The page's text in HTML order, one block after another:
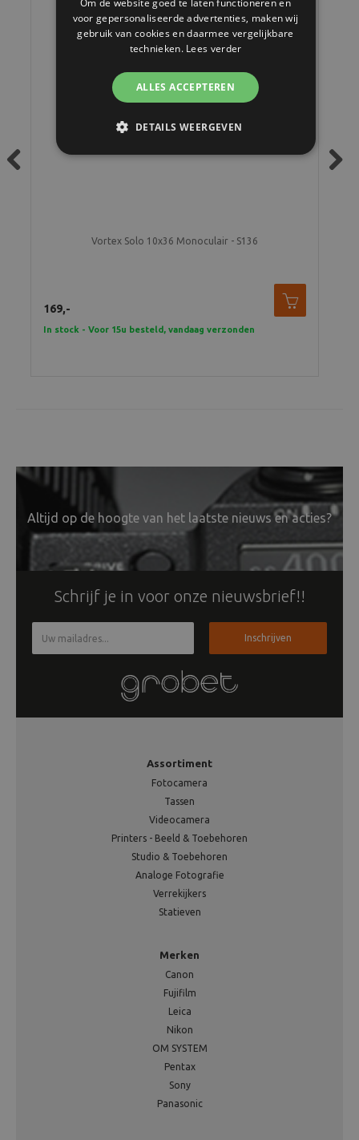
Vortex Solo 10x36 Monoculair - S136
169,-
In stock - Voor 15u besteld, vandaag verzonden
Altijd op de hoogte van het laatste nieuws en acties?
Schrijf je in voor onze nieuwsbrief!!
Inschrijven
Assortiment
Fotocamera
Tassen
Videocamera
Printers - Beeld & Toebehoren
Studio & Toebehoren
Analoge Fotografie
Verrekijkers
Statieven
Merken
Canon
Fujifilm
Leica
Nikon
OM SYSTEM
Pentax
Sony
Panasonic
Om de website goed te laten functioneren en
voor gepersonaliseerde advertenties, maken wij
gebruik van cookies en daarmee vergelijkbare
technieken. Lees verder
ALLES ACCEPTEREN
DETAILS WEERGEVEN